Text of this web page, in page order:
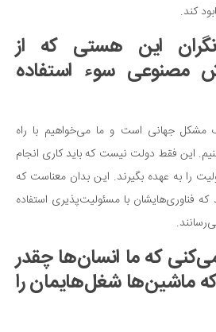
کند.
این هستی که از
مصنوعی سوء استفاده
مشکل جهانی است و ما می‌خواهیم با راه
این فقط دولت نیست که باید کاری انجام
را به عهده بگیرند. این بدان معناست که
که فناوری‌هایشان با مسئولیت‌پذیری استفاده
که ما انسان‌ها چقدر
که ماشین‌ها شغل‌هایمان را